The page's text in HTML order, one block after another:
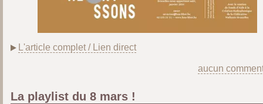
L'article complet / Lien direct
aucun
La playlist du 8 mars !